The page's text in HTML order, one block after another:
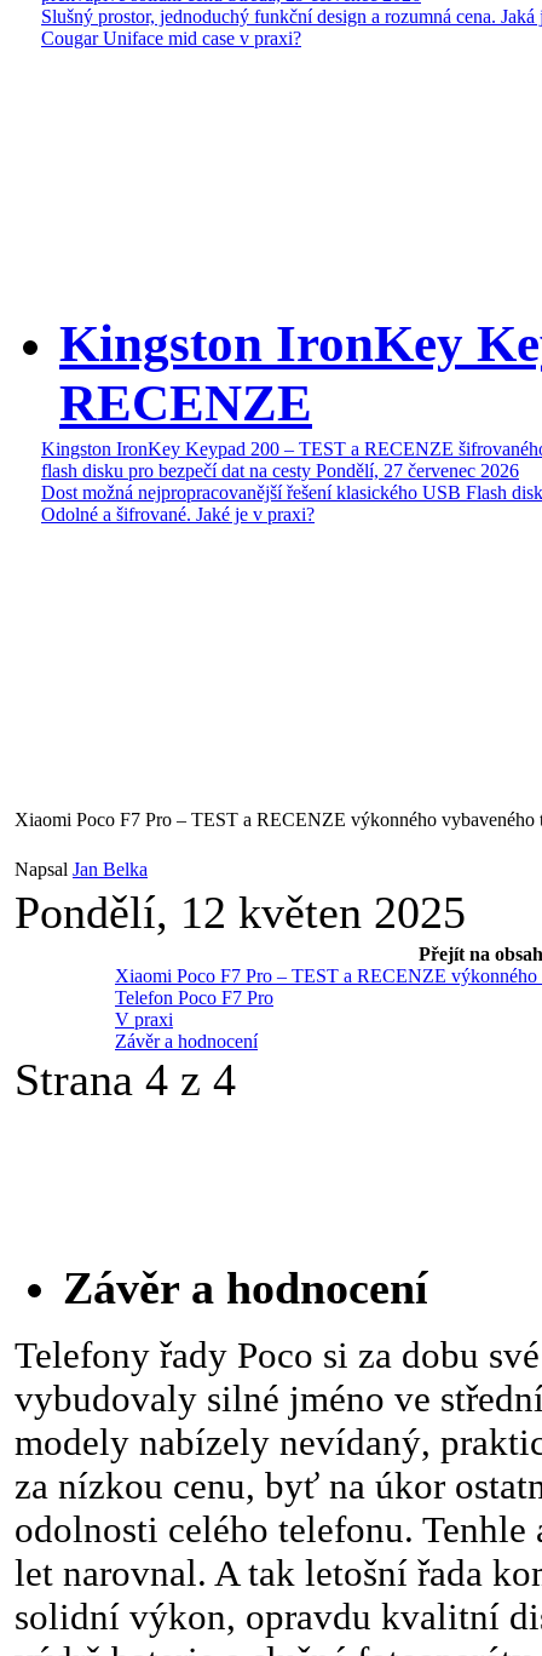
Slušný prostor, jednoduchý funkční design a rozumná cena. Jaká
Cougar Uniface mid case v praxi?
Kingston IronKey
RECENZE
Kingston IronKey Keypad 200 – TEST a RECENZE
flash disku pro bezpečí dat na cesty Pondělí, 27 červenec 2026
Dost možná nejpropracovanější řešení klasického USB Flash
Odolné a šifrované. Jaké je v praxi?
Xiaomi Poco F7 Pro – TEST a RECENZE výkonného vybaveného
Napsal Jan Belka
Pondělí, 12 květen 2025
Přejít na obsah
Xiaomi Poco F7 Pro – TEST a RECENZE výkonného
Telefon Poco F7 Pro
V praxi
Závěr a hodnocení
Strana 4 z 4
Závěr a hodnocení
Telefony řady Poco si za dobu
vybudovaly silné jméno ve
modely nabízely nevídaný,
za nízkou cenu, byť na úkor
odolnosti celého telefonu. Tenhle
let narovnal. A tak letošní řada
solidní výkon, opravdu kvalitní